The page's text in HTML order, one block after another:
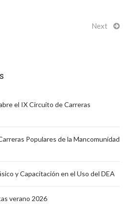
Next
el IX Circuito de Carreras
Populares de la Mancomunidad
y Capacitación en el Uso del DEA
verano 2026